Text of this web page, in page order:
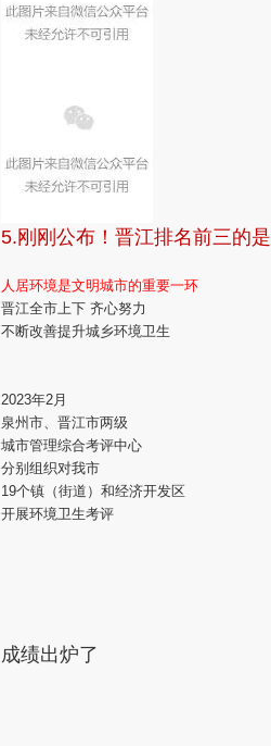
5.刚刚公布！晋江排名前三的
人居环境是文明城市的重要一环
晋江全市上下 齐心努力
不断改善提升城乡环境卫生
2023年2月
泉州市、晋江市两级
城市管理综合考评中心
分别组织对我市
19个镇（街道）和经济开发区
开展环境卫生考评
成绩出炉了